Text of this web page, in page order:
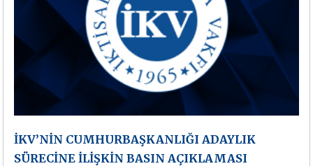
İKV’NİN CUMHURBAŞKANLIĞI ADAYLIK
SÜRECİNE İLİŞKİN BASIN AÇIKLAMASI